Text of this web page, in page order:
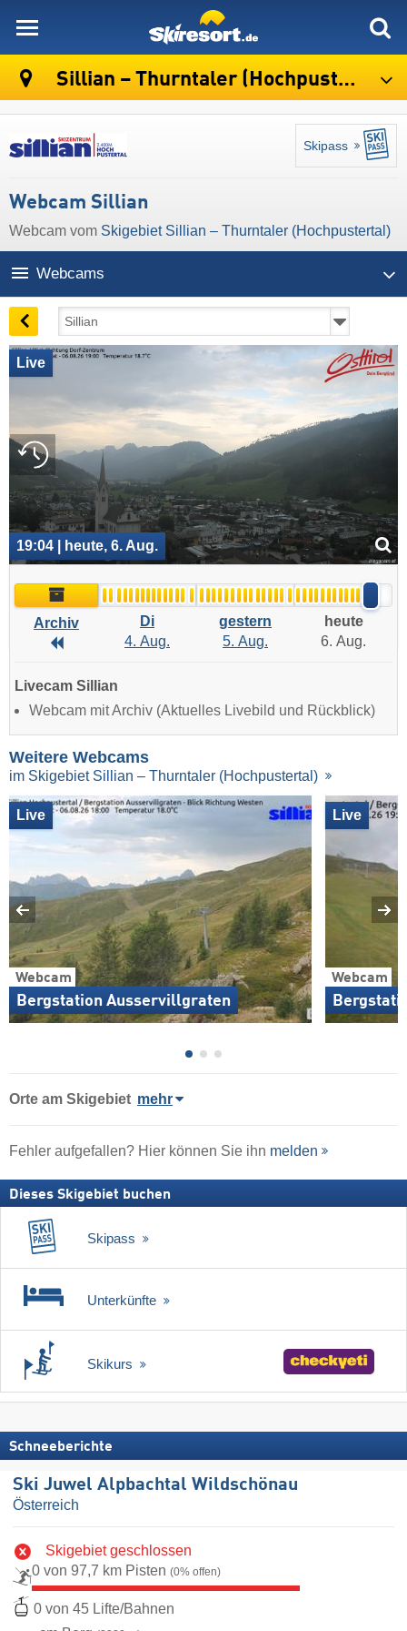
Sillian – Thurntaler (Hochpustertal)
Skipass
Webcam Sillian
Webcam vom Skigebiet Sillian – Thurntaler (Hochpustertal)
Webcams
Live
19:04 | heute, 6. Aug.
Archiv
Archiv
Archiv
Di
4. Aug.
gestern
5. Aug.
heute
6. Aug.
Livecam Sillian
Webcam mit Archiv (Aktuelles Livebild und Rückblick)
Weitere Webcams
im Skigebiet Sillian – Thurntaler (Hochpustertal)
Webcam
Bergstation Ausservillgraten
Live
Webcam
Live
Orte am Skigebiet mehr
Fehler aufgefallen? Hier können Sie ihn melden
Dieses Skigebiet buchen
Skipass
Unterkünfte
Skikurs
Schneeberichte
Ski Juwel Alpbachtal Wildschönau
Österreich
Skigebiet geschlossen
0 von 97,7 km Pisten (0% offen)
0 von 45 Lifte/Bahnen